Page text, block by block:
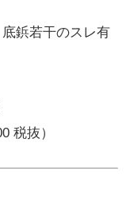
鋲若干のスレ有
税抜）